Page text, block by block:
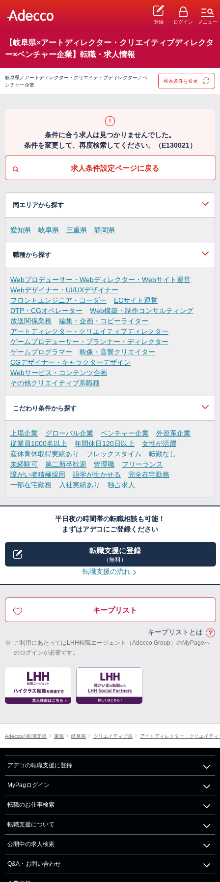
登録 ログイン メニュー
【岐阜県×アートディレクター・クリエイティブディレクタ
ー×ベンチャー企業】転職・求人情報
岐阜県／アートディレクター・クリエイティブディレクター／ベ
ンチャー企業
検索条件を変更
条件に合う求人は見つかりませんでした。
条件を変更して、再度検索してください。（E130021）
求人条件設定ページに戻る
同エリアから探す
愛知県 岐阜県 三重県 静岡県
職種から探す
Webプロデューサー・Webディレクター・Webサイト運営
Webデザイナー・UI/UXデザイナー
フロントエンジニア・コーダー
ECサイト運営
DTP・CGオペレーター
Web構築・制作コンサルティング
放送関係業務
編集・企画・コピーライター
アートディレクター・クリエイティブディレクター
ゲームプロデューサー・プランナー・ディレクター
ゲームプログラマー
映像・音響クリエイター
CGデザイナー・キャラクターデザイン
Webサービス・コンテンツ企画
その他クリエイティブ系職種
こだわり条件から探す
上場企業 グローバル企業 ベンチャー企業
外資系企業
従業員1000名以上
年間休日120日以上
女性が活躍
産休育休取得実績あり
フレックスタイム
転勤なし
未経験可
第二新卒歓迎 管理職
フリーランス
障がい者積極採用
語学が生かせる
完全在宅勤務
一部在宅勤務
入社実績あり 独占求人
平日夜の時間帯の転職相談も可能！
まずはアデコにご登録ください
転職支援に登録
（無料）
転職支援の流れ
キープリスト
キープリストとは
※ ご利用にあたってはLHH転職エージェント（Adecco Group）のMyPageへ
のログインが必要です。
Adeccoの転職支援 東海 岐阜県 クリエイティブ系 アートディレクター・クリエイテ
アデコの転職支援に登録
MyPagログイン
転職のお仕事検索
転職支援について
公開中の求人検索
Q&A・お問い合わせ